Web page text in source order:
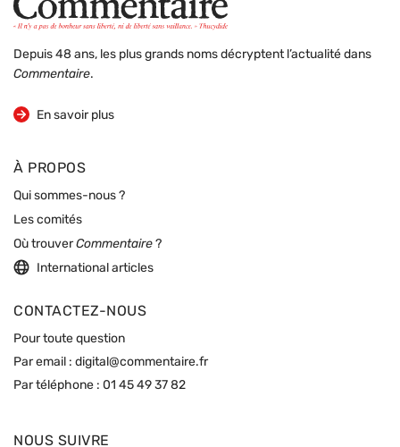
Depuis 48 ans, les plus grands noms décryptent l’actualité dans
Commentaire.
En savoir plus
sur la revue
À PROPOS
Qui sommes-nous ?
Les comités
Où trouverCommentaire ?
International articles
CONTACTEZ-NOUS
Pour toute question
Par email : digital@commentaire.fr
Par téléphone : 01 45 49 37 82
NOUS SUIVRE